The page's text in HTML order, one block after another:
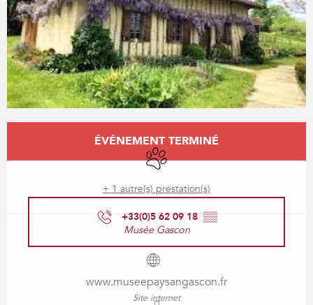
Ouverture et coordonnées
ÉVÉNEMENT TERMINÉ
Animaux acceptés
+ 1 autre(s) prestation(s)
+33(0)5 62 09 18 ▒▒
Musée Gascon
www.museepaysangascon.fr
Site internet